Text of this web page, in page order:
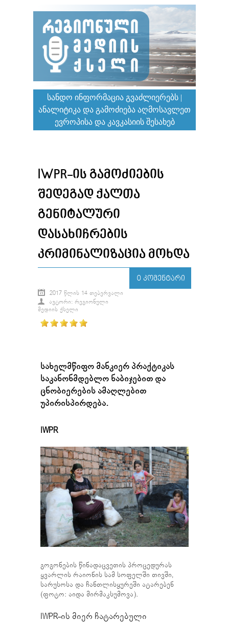
ᲡᲐᲜᲓᲝ ᲘᲜᲤᲝᲠᲛᲐᲪᲘᲐ ᲒᲕᲐᲫᲚᲘᲔᲠᲔᲑᲡ |
ᲐᲜᲐᲚᲘᲢᲘᲙᲐ ᲓᲐ ᲒᲐᲛᲝᲫᲘᲔᲑᲐ ᲐᲦᲛᲝᲡᲐᲕᲚᲔᲗ
ᲔᲕᲠᲝᲞᲘᲡᲐ ᲓᲐ ᲙᲐᲕᲙᲐᲡᲘᲘᲡ ᲨᲔᲡᲐᲮᲔᲑ
IWPR-ᲘᲡ ᲒᲐᲛᲝᲫᲘᲔᲑᲘᲡ
ᲨᲔᲓᲔᲒᲐᲓ ᲥᲐᲚᲗᲐ
ᲒᲔᲜᲘᲢᲐᲚᲣᲠᲘ
ᲓᲐᲡᲐᲮᲘᲩᲠᲔᲑᲘᲡ
ᲙᲠᲘᲛᲘᲜᲐᲚᲘᲖᲐᲪᲘᲐ ᲛᲝᲮᲓᲐ
0 ᲙᲝᲛᲔᲜᲢᲐᲠᲘ
2017 ᲬᲚᲘᲡ 14 ᲗᲔᲑᲔᲠᲕᲐᲚᲘ
ᲐᲕᲢᲝᲠᲘ: ᲠᲔᲒᲘᲝᲜᲣᲚᲘ
ᲛᲔᲓᲘᲘᲡ ᲥᲡᲔᲚᲘ
სახელმწიფო მანკიერ პრაქტიკას
საკანონმდებლო ნაბიჯებით და
ცნობიერების ამაღლებით
უპირისპირდება.
IWPR
გოგონების წინადაცვეთის პროცედურას
ყვარლის რაიონის სამ სოფელში თივში,
სარუსოსა და ჩანთლისყურეში ატარებენ
(ფოტო: აიდა მირმაკსუმოვა).
IWPR-ის მიერ ჩატარებული